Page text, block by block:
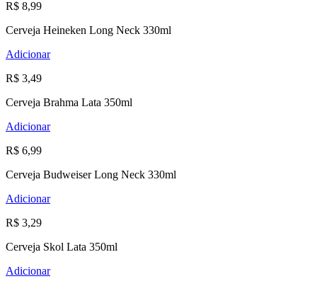
R$ 8,99
Cerveja Heineken Long Neck 330ml
Adicionar
R$ 3,49
Cerveja Brahma Lata 350ml
Adicionar
R$ 6,99
Cerveja Budweiser Long Neck 330ml
Adicionar
R$ 3,29
Cerveja Skol Lata 350ml
Adicionar